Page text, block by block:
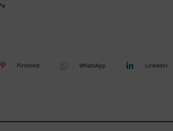
Pinterest WhatsApp Linkedin